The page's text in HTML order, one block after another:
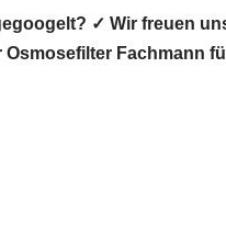
✓ Wir freuen
Fachmann